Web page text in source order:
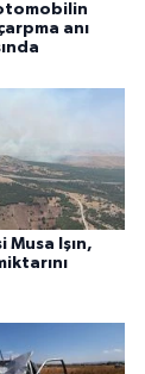
anı
Musa Işın,